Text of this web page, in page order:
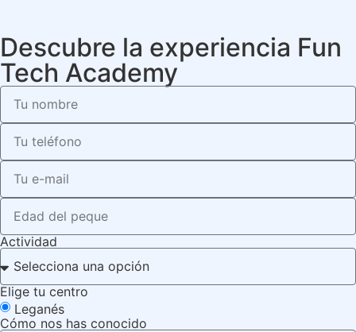
Descubre la experiencia Fun
Tech Academy
Actividad
Elige tu centro
Leganés
Cómo nos has conocido